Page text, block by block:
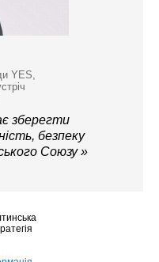
YES,
зберегти
безпеку
Союзу »